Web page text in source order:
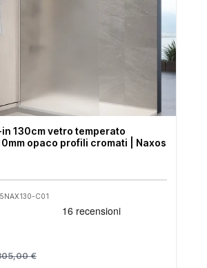
130cm vetro temperato
opaco profili cromati | Naxos
C01
€